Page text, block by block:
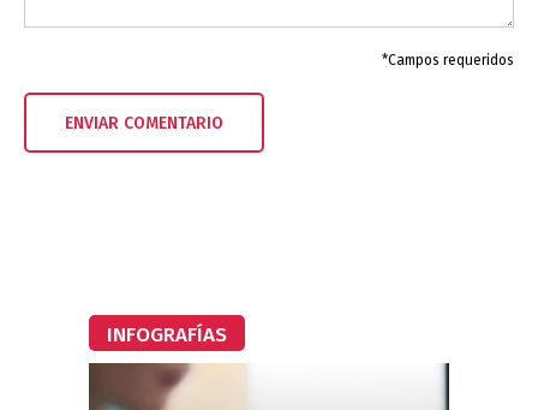
*Campos requeridos
INFOGRAFÍAS